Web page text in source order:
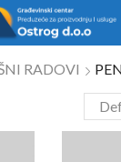
RADOVI